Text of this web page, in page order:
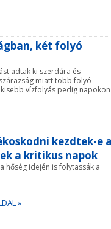
két folyó
adtak ki szerdára és
miatt több folyó
vízfolyás pedig napokon
kezdtek-e
a kritikus napok
hőség idején is folytassák a
»